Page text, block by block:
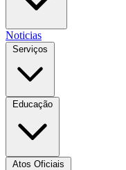
Noticias
Serviços
Educação
Atos Oficiais